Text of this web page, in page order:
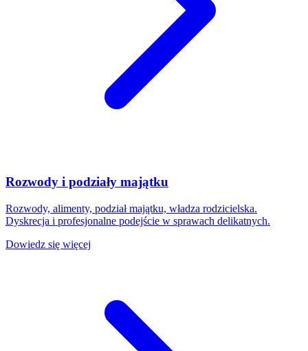
Rozwody i podziały majątku
Rozwody, alimenty, podział majątku, władza rodzicielska.
Dyskrecja i profesjonalne podejście w sprawach delikatnych.
Dowiedz się więcej